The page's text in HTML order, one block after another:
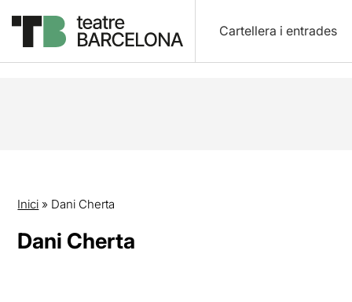
Cartellera i entrades
Inici » Dani Cherta
Dani Cherta